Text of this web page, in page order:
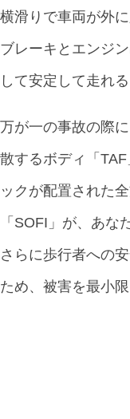
横滑りで車両が外
ブレーキとエンジ
して安定して走れ
万が一の事故の際
散するボディ「
ックが配置された
「SOFI」が、あな
さらに歩行者への
ため、被害を最小